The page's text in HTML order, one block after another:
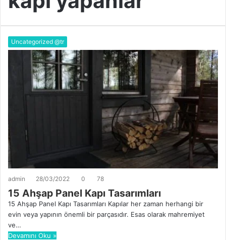
Uncategorized @tr
admin 28/03/2022 0 78
15 Ahşap Panel Kapı Tasarımları
15 Ahşap Panel Kapı Tasarımları Kapılar her zaman herhangi bir
evin veya yapının önemli bir parçasıdır. Esas olarak mahremiyet
ve…
Devamını Oku »